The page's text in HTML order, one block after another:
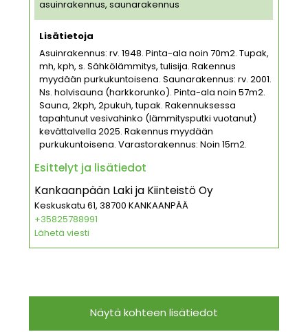
asuinrakennus, saunarakennus
Lisätietoja
Asuinrakennus: rv. 1948. Pinta-ala noin 70m2. Tupak,
mh, kph, s. Sähkölämmitys, tulisija. Rakennus
myydään purkukuntoisena. Saunarakennus: rv. 2001.
Ns. holvisauna (harkkorunko). Pinta-ala noin 57m2.
Sauna, 2kph, 2pukuh, tupak. Rakennuksessa
tapahtunut vesivahinko (lämmitysputki vuotanut)
kevättalvella 2025. Rakennus myydään
purkukuntoisena. Varastorakennus: Noin 15m2.
Esittelyt ja lisätiedot
Kankaanpään Laki ja Kiinteistö Oy
Keskuskatu 61, 38700 KANKAANPÄÄ
+35825788991
Lähetä viesti
Näytä kohteen lisätiedot